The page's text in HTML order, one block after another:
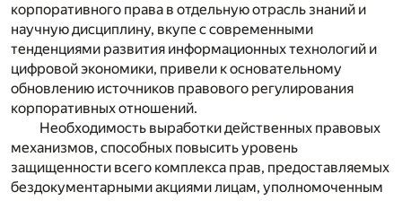
корпоративного права в отдельную отрасль знаний и
научную дисциплину, вкупе с современными
тенденциями развития информационных технологий и
цифровой экономики, привели к основательному
обновлению источников правового регулирования
корпоративных отношений.
Необходимость выработки действенных правовых
механизмов, способных повысить уровень
защищенности всего комплекса прав, предоставляемых
бездокументарными акциями лицам, уполномоченным